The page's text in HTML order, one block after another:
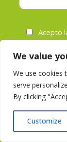
We value
We use cookies
serve
By clicking
Customize
Acepto
Contelogic se
privacidad,
administrar
intereses
solicitaste. Si
para este fin,
de privacidad.